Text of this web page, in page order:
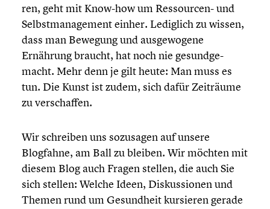
ren, geht mit Know-how um Ressourcen- und
Selbst­ma­nage­ment einher. Lediglich zu wissen,
dass man Bewegung und ausge­wo­gene
Ernährung braucht, hat noch nie gesund­ge­
macht. Mehr denn je gilt heute: Man muss es
tun. Die Kunst ist zudem, sich dafür Zeiträume
zu verschaf­fen.
Wir schreiben uns sozusagen auf unsere
Blogfahne, am Ball zu bleiben. Wir möchten mit
diesem Blog auch Fragen stellen, die auch Sie
sich stellen: Welche Ideen, Diskus­sio­nen und
Themen rund um Gesund­heit kursieren gerade